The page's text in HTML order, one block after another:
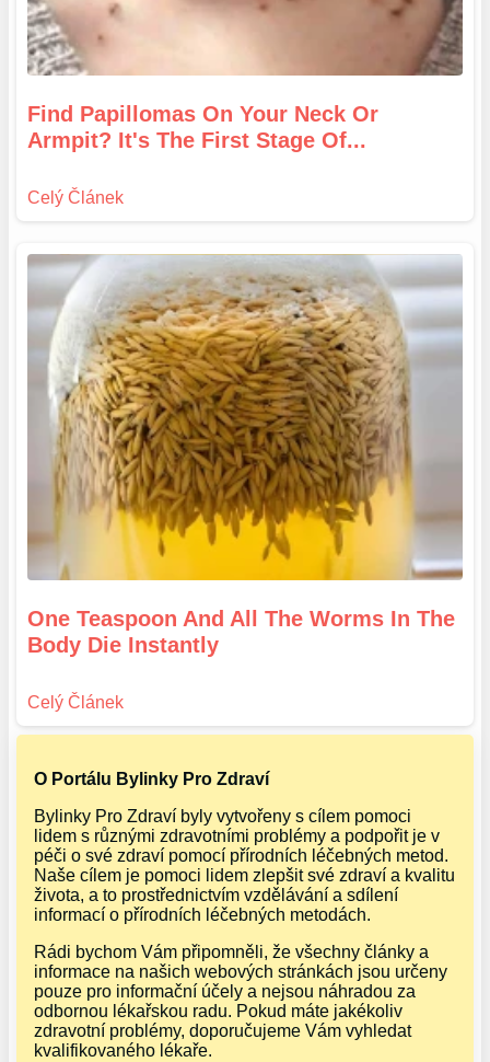
Find Papillomas On Your Neck Or
Armpit? It's The First Stage Of...
One Teaspoon And All The Worms In The
Body Die Instantly
O Portálu Bylinky Pro Zdraví
Bylinky Pro Zdraví byly vytvořeny s cílem pomoci
lidem s různými zdravotními problémy a podpořit je v
péči o své zdraví pomocí přírodních léčebných metod.
Naše cílem je pomoci lidem zlepšit své zdraví a kvalitu
života, a to prostřednictvím vzdělávání a sdílení
informací o přírodních léčebných metodách.
Rádi bychom Vám připomněli, že všechny články a
informace na našich webových stránkách jsou určeny
pouze pro informační účely a nejsou náhradou za
odbornou lékařskou radu. Pokud máte jakékoliv
zdravotní problémy, doporučujeme Vám vyhledat
kvalifikovaného lékaře.